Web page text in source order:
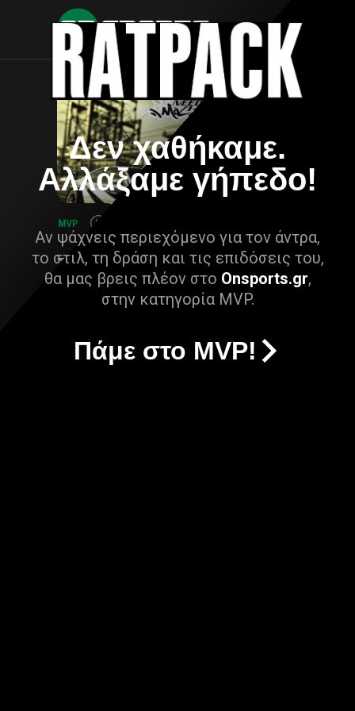
Δεν χαθήκαμε.
Αλλάξαμε γήπεδο!
Αν ψάχνεις περιεχόμενο για τον άντρα,
το στιλ, τη δράση και τις επιδόσεις του,
θα μας βρεις πλέον στο Onsports.gr,
στην κατηγορία MVP.
Πάμε στο MVP!